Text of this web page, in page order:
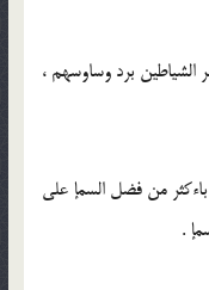
برد وساوسهم ،
باءكثر من فضل السمإ على
.